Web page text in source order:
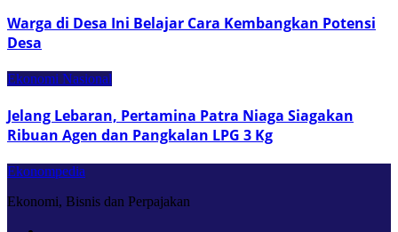
Warga di Desa Ini Belajar Cara Kembangkan Potensi
Desa
Ekonomi Nasional
Jelang Lebaran, Pertamina Patra Niaga Siagakan
Ribuan Agen dan Pangkalan LPG 3 Kg
Ekonompedia
Ekonomi, Bisnis dan Perpajakan